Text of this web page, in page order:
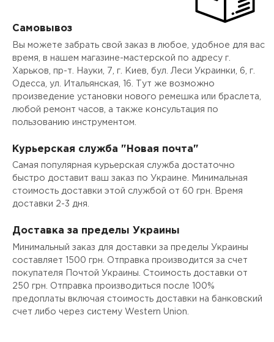
Самовывоз
Вы можете забрать свой заказ в любое, удобное для вас
время, в нашем магазине-мастерской по адресу г.
Харьков, пр-т. Науки, 7, г. Киев, бул. Леси Украинки, 6, г.
Одесса, ул. Итальянская, 16. Тут же возможно
произведение установки нового ремешка или браслета,
любой ремонт часов, а также консультация по
пользованию инструментом.
Курьерская служба "Новая почта"
Самая популярная курьерская служба достаточно
быстро доставит ваш заказ по Украине. Минимальная
стоимость доставки этой службой от 60 грн. Время
доставки 2-3 дня.
Доставка за пределы Украины
Минимальный заказ для доставки за пределы Украины
составляет 1500 грн. Отправка производится за счет
покупателя Почтой Украины. Стоимость доставки от
250 грн. Отправка производиться после 100%
предоплаты включая стоимость доставки на банковский
счет либо через систему Western Union.